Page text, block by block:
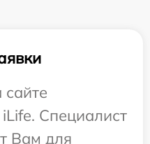
сайте
Специалист
Вам для